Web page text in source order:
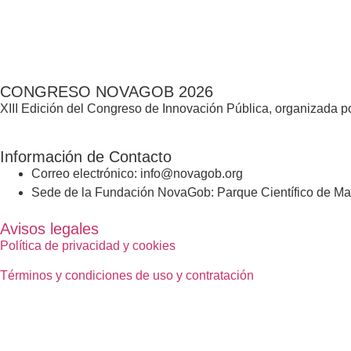
CONGRESO NOVAGOB 2026
XIII Edición del Congreso de Innovación Pública, organizada
Información de Contacto
Correo electrónico: info@novagob.org
Sede de la Fundación NovaGob: Parque Científico de
Avisos legales
Política de privacidad y cookies
Términos y condiciones de uso y contratación